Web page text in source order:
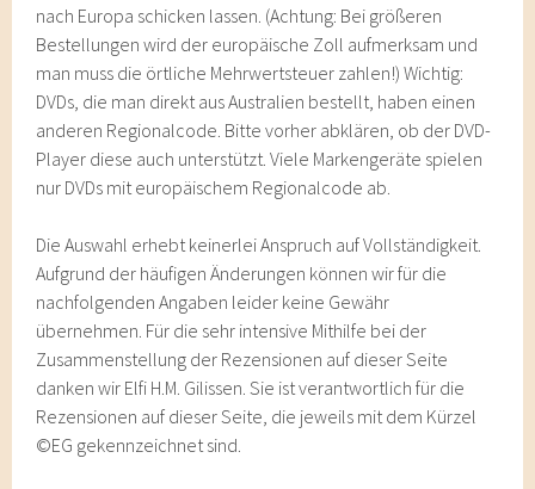
nach Europa schicken lassen. (Achtung: Bei größeren
Bestellungen wird der europäische Zoll aufmerksam und
man muss die örtliche Mehrwertsteuer zahlen!) Wichtig:
DVDs, die man direkt aus Australien bestellt, haben einen
anderen Regionalcode. Bitte vorher abklären, ob der DVD-
Player diese auch unterstützt. Viele Markengeräte spielen
nur DVDs mit europäischem Regionalcode ab.
Die Auswahl erhebt keinerlei Anspruch auf Vollständigkeit.
Aufgrund der häufigen Änderungen können wir für die
nachfolgenden Angaben leider keine Gewähr
übernehmen. Für die sehr intensive Mithilfe bei der
Zusammenstellung der Rezensionen auf dieser Seite
danken wir Elfi H.M. Gilissen. Sie ist verantwortlich für die
Rezensionen auf dieser Seite, die jeweils mit dem Kürzel
©EG gekennzeichnet sind.